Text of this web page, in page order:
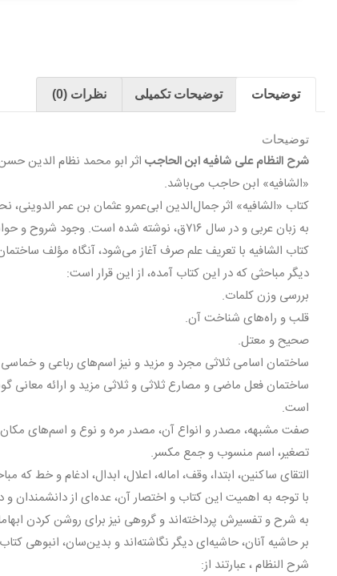
توضیحات توضیحات تکمیلی نظرات (0)
توضیحات
شرح النظام علی شافیه ابن الحاجب
«الشافیه» ابن حاجب مى‌باشد.
به زبان عربى و در سال ۷۱۶ق، نوشته شده است. وجود شروح و حواشى متعدد پیرامون این اثر، نشان از اهمیت آن دارد.
کتاب الشافیه با تعریف علم صرف آغاز مى‌شود، آنگاه مؤلف
دیگر مباحثى که در این کتاب آمده، از این قرار است:
بررسى وزن کلمات.
قلب و راه‌هاى شناخت آن.
صحیح و معتل.
ساختمان اسامى ثلاثى مجرد و مزید و نیز اسم‌هاى رباعى و
ساختمان فعل ماضى و مصارع ثلاثى و ثلاثى مزید و ارائه
است.
صفت مشبهه، مصدر و انواع آن، مصدر مره و نوع و اسم‌هاى مکان،
تصغیر، اسم منسوب و جمع مکسر.
التقاى ساکنین، ابتدا، وقف، اماله، اعلال، ابدال، ادغام و خط که
با توجه به اهمیت این کتاب و اختصار آن، عده‌اى از دانشمندان
به شرح و تفسیرش پرداخته‌اند و گروهى نیز براى روشن کردن
بر حاشیه آنان، حاشیه‌اى دیگر نگاشته‌اند و بدین‌سان، انبوهى
شرح النظام ، عبارتند از: